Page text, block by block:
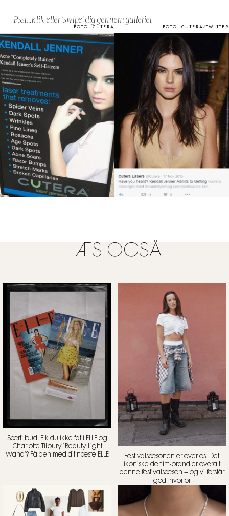
Psst…klik eller ‘swipe’ dig gennem galleriet
FOTO: CUTERA FOTO: CUTERA/TWITTER
LÆS OGSÅ
Særtilbud! Fik du ikke fat i ELLE og
Charlotte Tilbury ‘Beauty Light
Wand’? Få den med dit næste ELLE
Festivalsæsonen er over os: Det
ikoniske denim-brand er overalt
denne festivalsæson – og vi forstår
godt hvorfor